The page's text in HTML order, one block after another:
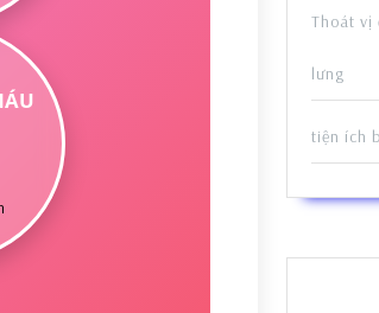
Thoát vị
lưng
tiện ích